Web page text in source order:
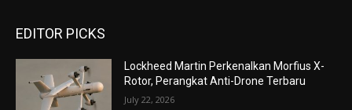
EDITOR PICKS
Lockheed Martin Perkenalkan Morfius X-
Rotor, Perangkat Anti-Drone Terbaru
July 22, 2026